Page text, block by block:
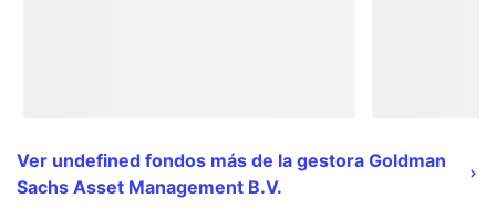
Ver undefined fondos más de la gestora Goldman
Sachs Asset Management B.V.